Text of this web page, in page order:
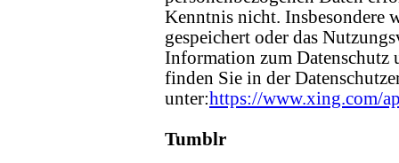
Kenntnis nicht. Insbesondere
gespeichert oder das
Information zum Datenschutz
finden Sie in der
unter:https://www.xing.com/
Tumblr